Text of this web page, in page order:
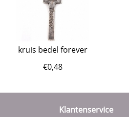
kruis bedel forever
€0,48
Klantenservice